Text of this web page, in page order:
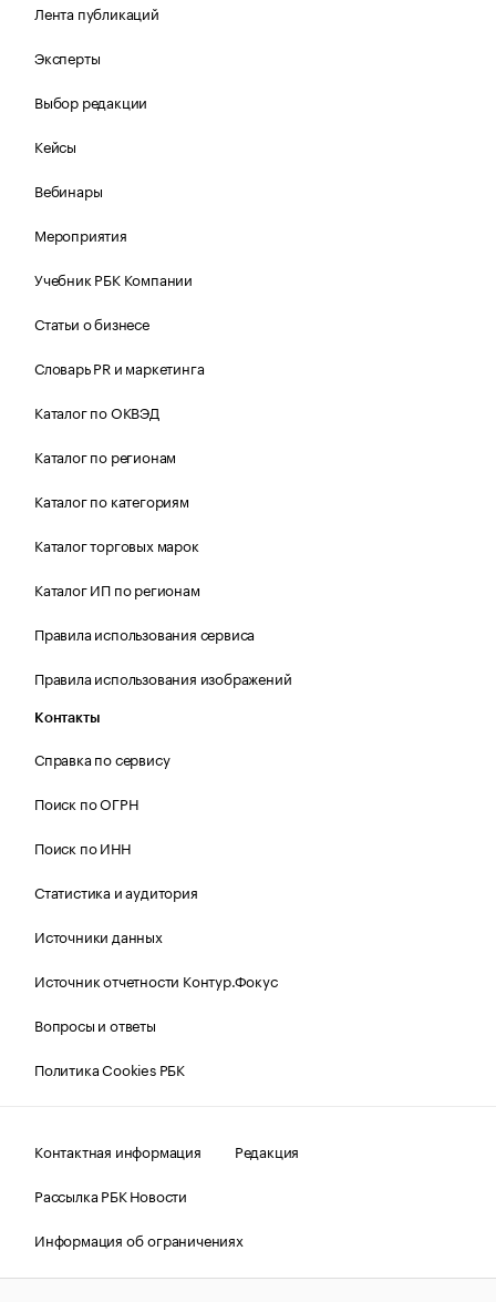
Лента публикаций
Эксперты
Выбор редакции
Кейсы
Вебинары
Мероприятия
Учебник РБК Компании
Статьи о бизнесе
Словарь PR и маркетинга
Каталог по ОКВЭД
Каталог по регионам
Каталог по категориям
Каталог торговых марок
Каталог ИП по регионам
Правила использования сервиса
Правила использования изображений
Контакты
Справка по сервису
Поиск по ОГРН
Поиск по ИНН
Статистика и аудитория
Источники данных
Источник отчетности Контур.Фокус
Вопросы и ответы
Политика Cookies РБК
Контактная информация
Редакция
Рассылка РБК Новости
Информация об ограничениях
Правовая информация
О соблюдении авторских прав